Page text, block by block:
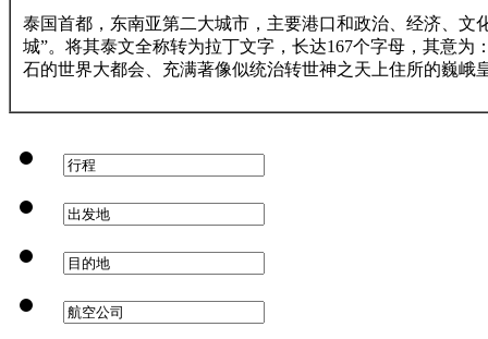
泰国首都，东南亚第二大城市，主要港口和政治、经济、文
城”。将其泰文全称转为拉丁文字，长达167个字母，其意
石的世界大都会、充满著像似统治转世神之天上住所的巍峨